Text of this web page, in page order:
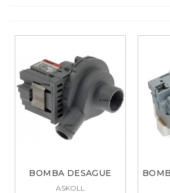
BOMBA DESAGUE
LAVADORA ASKOLL...
ASKOLL